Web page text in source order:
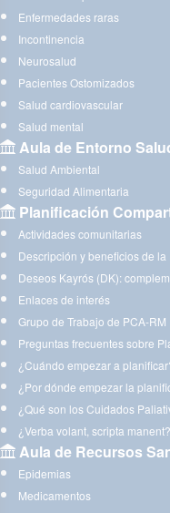
Enfermedades raras
Incontinencia
Neurosalud
Pacientes Ostomizados
Salud cardiovascular
Salud mental
Aula de Entorno
Salud Ambiental
Seguridad Alimentaria
Planificación
Actividades comunitarias
Descripción y beneficios de la
Deseos Kayrós (DK):
Enlaces de interés
Grupo de Trabajo de PCA-RM
Preguntas frecuentes sobre
¿Cuándo empezar a
¿Por dónde empezar la
¿Qué son los Cuidados
¿Verba volant, scripta
Aula de Recursos
Epidemias
Medicamentos